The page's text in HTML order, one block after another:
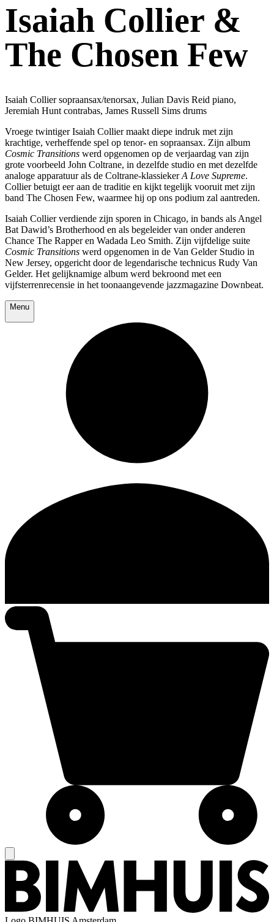
Isaiah Collier &
The Chosen Few
Isaiah Collier sopraansax/tenorsax, Julian Davis Reid piano,
Jeremiah Hunt contrabas, James Russell Sims drums
Vroege twintiger Isaiah Collier maakt diepe indruk met zijn
krachtige, verheffende spel op tenor- en sopraansax. Zijn album
Cosmic Transitions werd opgenomen op de verjaardag van zijn
grote voorbeeld John Coltrane, in dezelfde studio en met dezelfde
analoge apparatuur als de Coltrane-klassiekerA Love Supreme.
Collier betuigt eer aan de traditie en kijkt tegelijk vooruit met zijn
band The Chosen Few, waarmee hij op ons podium zal aantreden.
Isaiah Collier verdiende zijn sporen in Chicago, in bands als Angel
Bat Dawid’s Brotherhood en als begeleider van onder anderen
Chance The Rapper en Wadada Leo Smith. Zijn vijfdelige suite
Cosmic Transitions werd opgenomen in de Van Gelder Studio in
New Jersey, opgericht door de legendarische technicus Rudy Van
Gelder. Het gelijknamige album werd bekroond met een
vijfsterrenrecensie in het toonaangevende jazzmagazine Downbeat.
Menu